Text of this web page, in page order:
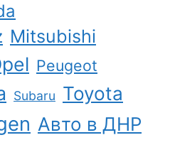
Mitsubishi
Peugeot
Subaru Toyota
Авто в ДНР